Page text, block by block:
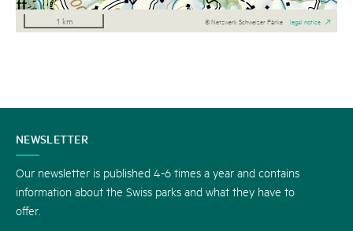
1 km © Netzwerk Schweizer Pärke legal notice
CONTACT
US
NEWSLETTER
Our newsletter is published 4-6 times a year and contains
information about the Swiss parks and what they have to
offer.